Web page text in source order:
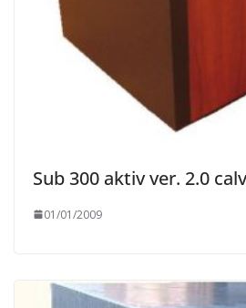
Sub 300 aktiv ver. 2.0
01/01/2009